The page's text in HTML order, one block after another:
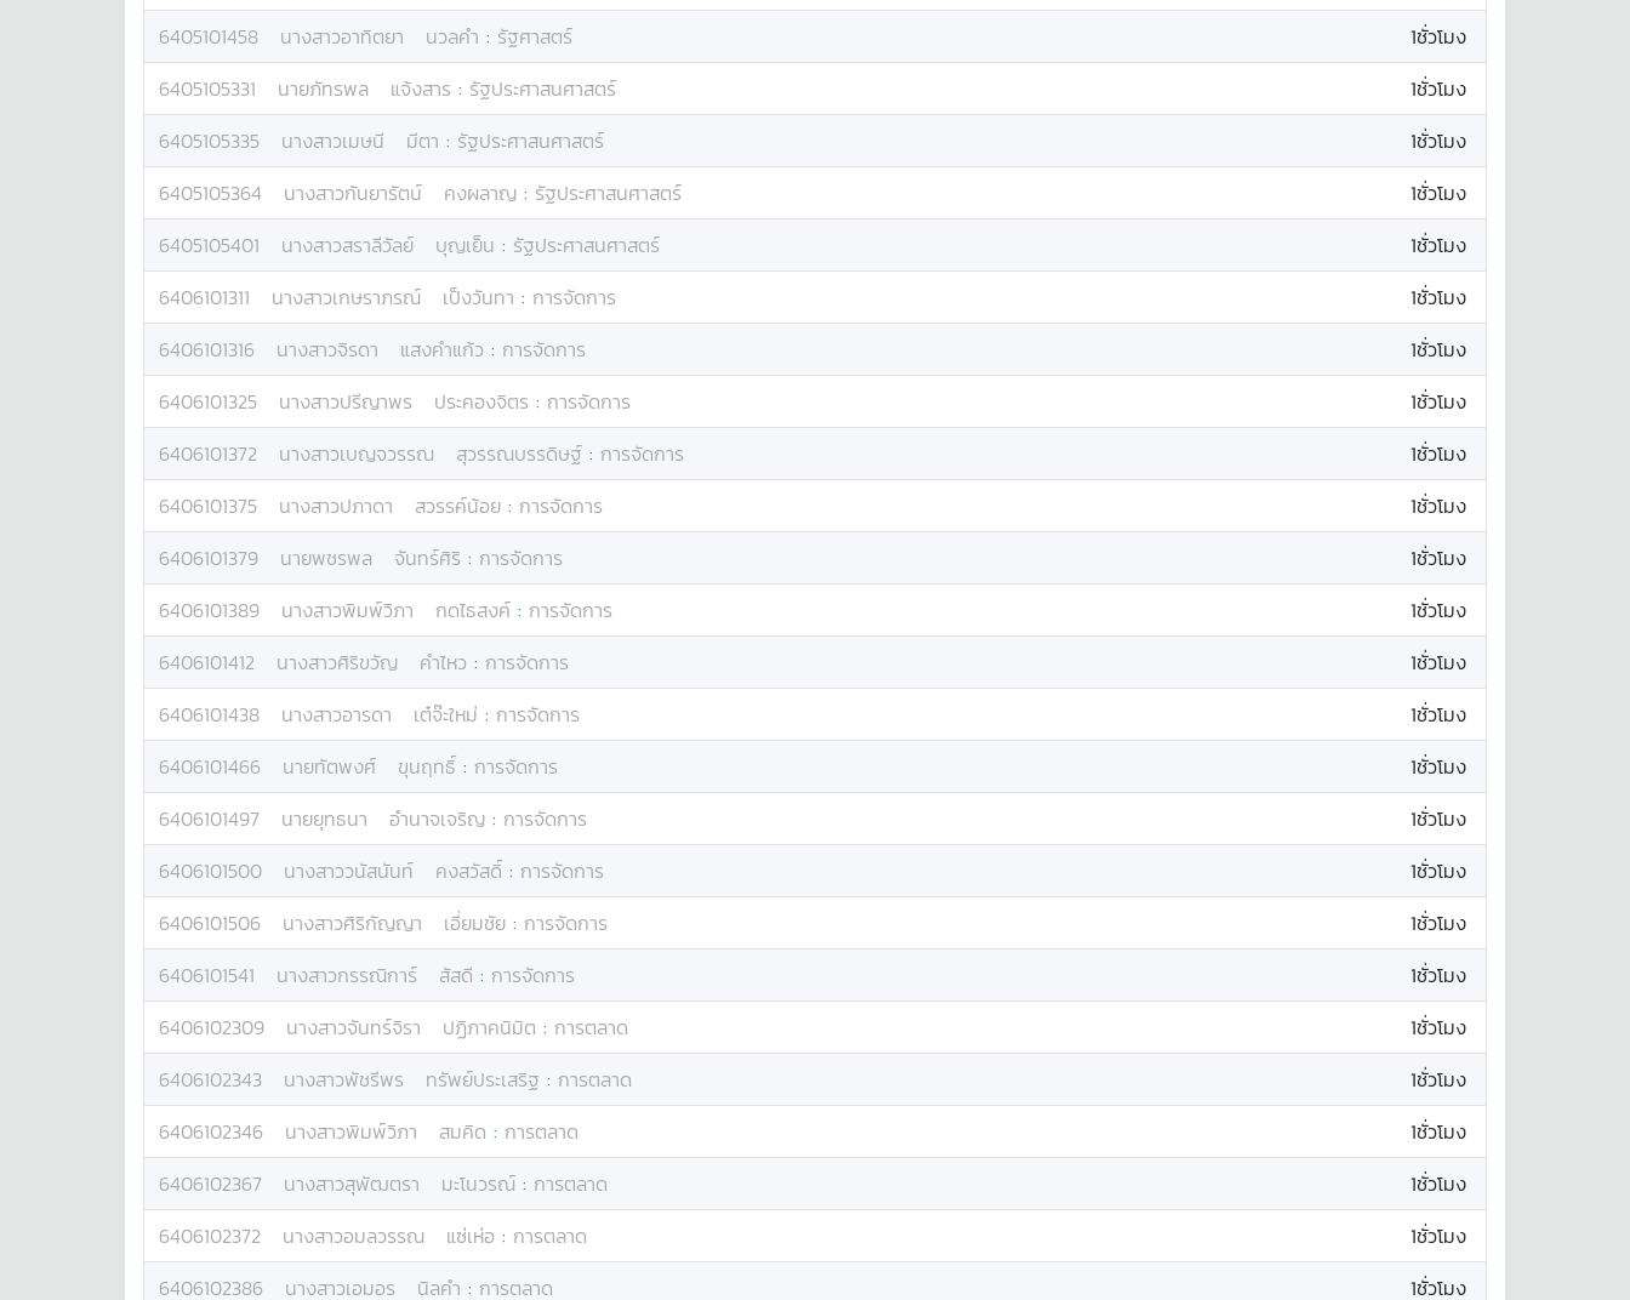
6405101458
นางสาวอาทิตยา นวลคำ : รัฐศาสตร์
1ชั่วโมง
6405105331
นายภัทรพล แจ้งสาร : รัฐประศาสนศาสตร์
1ชั่วโมง
6405105335
นางสาวเมษนี มีตา : รัฐประศาสนศาสตร์
1ชั่วโมง
6405105364
นางสาวกันยารัตน์ คงผลาญ : รัฐประศาสนศาสตร์
1ชั่วโมง
6405105401
นางสาวสราลีวัลย์ บุญเย็น : รัฐประศาสนศาสตร์
1ชั่วโมง
6406101311
นางสาวเกษราภรณ์ เป็งวันทา : การจัดการ
1ชั่วโมง
6406101316
นางสาวจิรดา แสงคำแก้ว : การจัดการ
1ชั่วโมง
6406101325
นางสาวปรีญาพร ประคองจิตร : การจัดการ
1ชั่วโมง
6406101372
นางสาวเบญจวรรณ สุวรรณบรรดิษฐ์ : การจัดการ
1ชั่วโมง
6406101375
นางสาวปภาดา สวรรค์น้อย : การจัดการ
1ชั่วโมง
6406101379
นายพชรพล จันทร์ศิริ : การจัดการ
1ชั่วโมง
6406101389
นางสาวพิมพ์วิภา กดไธสงค์ : การจัดการ
1ชั่วโมง
6406101412
นางสาวศิริขวัญ คำไหว : การจัดการ
1ชั่วโมง
6406101438
นางสาวอารดา เต๋จ๊ะใหม่ : การจัดการ
1ชั่วโมง
6406101466
นายทัตพงศ์ ขุนฤทธิ์ : การจัดการ
1ชั่วโมง
6406101497
นายยุทธนา อำนาจเจริญ : การจัดการ
1ชั่วโมง
6406101500
นางสาววนัสนันท์ คงสวัสดิ์ : การจัดการ
1ชั่วโมง
6406101506
นางสาวศิริกัญญา เอี่ยมชัย : การจัดการ
1ชั่วโมง
6406101541
นางสาวกรรณิการ์ สัสดี : การจัดการ
1ชั่วโมง
6406102309
นางสาวจันทร์จิรา ปฏิภาคนิมิต : การตลาด
1ชั่วโมง
6406102343
นางสาวพัชรีพร ทรัพย์ประเสริฐ : การตลาด
1ชั่วโมง
6406102346
นางสาวพิมพ์วิภา สมคิด : การตลาด
1ชั่วโมง
6406102367
นางสาวสุพัฒตรา มะโนวรณ์ : การตลาด
1ชั่วโมง
6406102372
นางสาวอมลวรรณ แซ่เห่อ : การตลาด
1ชั่วโมง
6406102386
นางสาวเอมอร นิลคำ : การตลาด 1ชั่วโมง